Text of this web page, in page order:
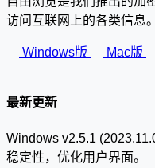
访问互联网上的各类信息。
Windows版 Mac版
最新更新
Windows v2.5.1
稳定性，优化用户界面。